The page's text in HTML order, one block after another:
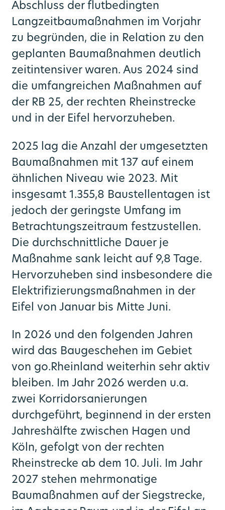
Abschluss der flutbedingten
Langzeitbaumaßnahmen im Vorjahr
zu begründen, die in Relation zu den
geplanten Baumaßnahmen deutlich
zeitintensiver waren. Aus 2024 sind
die umfangreichen Maßnahmen auf
der RB 25, der rechten Rheinstrecke
und in der Eifel hervorzuheben.
2025 lag die Anzahl der umgesetzten
Baumaßnahmen mit 137 auf einem
ähnlichen Niveau wie 2023. Mit
insgesamt 1.355,8 Baustellentagen ist
jedoch der geringste Umfang im
Betrachtungszeitraum festzustellen.
Die durchschnittliche Dauer je
Maßnahme sank leicht auf 9,8 Tage.
Hervorzuheben sind insbesondere die
Elektrifizierungsmaßnahmen in der
Eifel von Januar bis Mitte Juni.
In 2026 und den folgenden Jahren
wird das Baugeschehen im Gebiet
von go.Rheinland weiterhin sehr aktiv
bleiben. Im Jahr 2026 werden u.a.
zwei Korridorsanierungen
durchgeführt, beginnend in der ersten
Jahreshälfte zwischen Hagen und
Köln, gefolgt von der rechten
Rheinstrecke ab dem 10. Juli. Im Jahr
2027 stehen mehrmonatige
Baumaßnahmen auf der Siegstrecke,